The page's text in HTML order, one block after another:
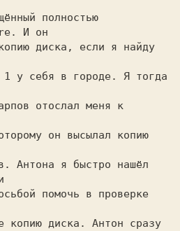
полностью
И он
диска, если я найду
у себя в городе. Я тогда
отослал меня к
он высылал копию
Антона я быстро нашёл
помочь в проверке
копию диска. Антон сразу